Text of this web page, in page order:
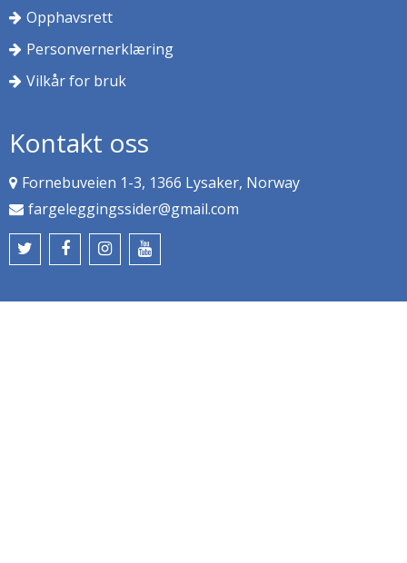
Opphavsrett
Personvernerklæring
Vilkår for bruk
Kontakt oss
Fornebuveien 1-3, 1366 Lysaker, Norway
fargeleggingssider@gmail.com